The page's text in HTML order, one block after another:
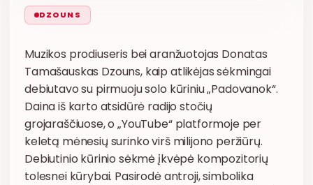
DZOUNS
Muzikos prodiuseris bei aranžuotojas Donatas
Tamašauskas Dzouns, kaip atlikėjas sėkmingai
debiutavo su pirmuoju solo kūriniu „Padovanok“.
Daina iš karto atsidūrė radijo stočių
grojaraščiuose, o „YouTube“ platformoje per
keletą mėnesių surinko virš milijono peržiūrų.
Debiutinio kūrinio sėkmė įkvėpė kompozitorių
tolesnei kūrybai. Pasirodė antroji, simbolika